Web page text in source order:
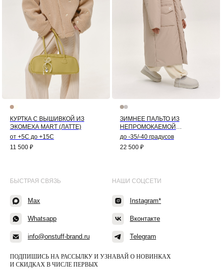
КУРТКА С ВЫШИВКОЙ ИЗ
ЭКОМЕХА MART (ЛАТТЕ)
от +5C до +15С
11 500 ₽
ЗИМНЕЕ ПАЛЬТО ИЗ
НЕПРОМОКАЕМОЙ
МЕМБРАНЫ (БЕЖЕВЫЙ)
до -35/-40 градусов
22 500 ₽
ПОДПИШИСЬ НА РАССЫЛКУ И УЗНАВАЙ О НОВИНКАХ
И СКИДКАХ В ЧИСЛЕ ПЕРВЫХ
БЫСТРАЯ СВЯЗЬ
Max
Whatsapp
info@onstuff-brand.ru
НАШИ СОЦСЕТИ
Instagram*
Вконтакте
Telegram